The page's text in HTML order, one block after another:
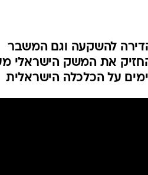
להשקעה וגם המשבר
את המשק הישראלי
על הכלכלה הישראלית